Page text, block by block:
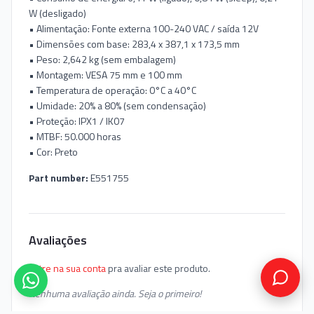
W (desligado)
• Alimentação: Fonte externa 100-240 VAC / saída 12V
• Dimensões com base: 283,4 x 387,1 x 173,5 mm
• Peso: 2,642 kg (sem embalagem)
• Montagem: VESA 75 mm e 100 mm
• Temperatura de operação: 0°C a 40°C
• Umidade: 20% a 80% (sem condensação)
• Proteção: IPX1 / IK07
• MTBF: 50.000 horas
• Cor: Preto
Part number:E551755
Avaliações
Entre na sua contapra avaliar este produto.
Nenhuma avaliação ainda. Seja o primeiro!